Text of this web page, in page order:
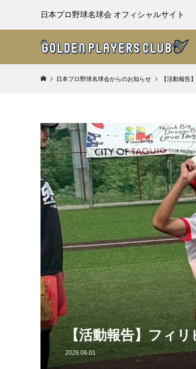
日本プロ野球名球会 オフィシャルサイト
日本プロ野球名球会からのお知らせ 【活動報告
【活動報告】フィ
2026.06.01